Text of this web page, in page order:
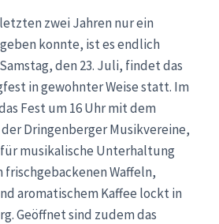
zwei Jahren nur ein
konnte, ist es endlich
den 23. Juli, findet das
in gewohnter Weise statt. Im
Fest um 16 Uhr mit dem
Dringenberger Musikvereine,
musikalische Unterhaltung
frischgebackenen Waffeln,
aromatischem Kaffee lockt in
Geöffnet sind zudem das